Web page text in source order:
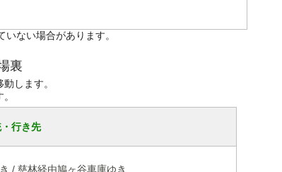
ない場合があります。
裏
します。
行き先
/ 慈林経由鳩ヶ谷車庫ゆき